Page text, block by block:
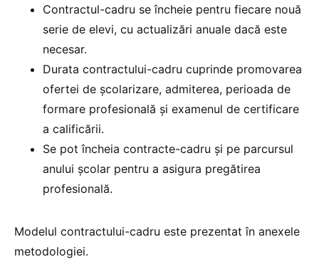
Contractul-cadru se încheie pentru fiecare nouă
serie de elevi, cu actualizări anuale dacă este
necesar.
Durata contractului-cadru cuprinde promovarea
ofertei de școlarizare, admiterea, perioada de
formare profesională și examenul de certificare
a calificării.
Se pot încheia contracte-cadru și pe parcursul
anului școlar pentru a asigura pregătirea
profesională.
Modelul contractului-cadru este prezentat în anexele
metodologiei.